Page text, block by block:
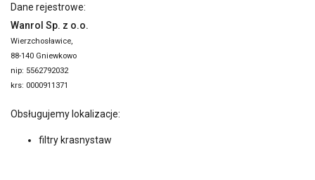
Dane rejestrowe:
Wanrol Sp. z o.o.
Wierzchosławice,
88-140 Gniewkowo
nip: 5562792032
krs: 0000911371
Obsługujemy lokalizacje:
filtry krasnystaw